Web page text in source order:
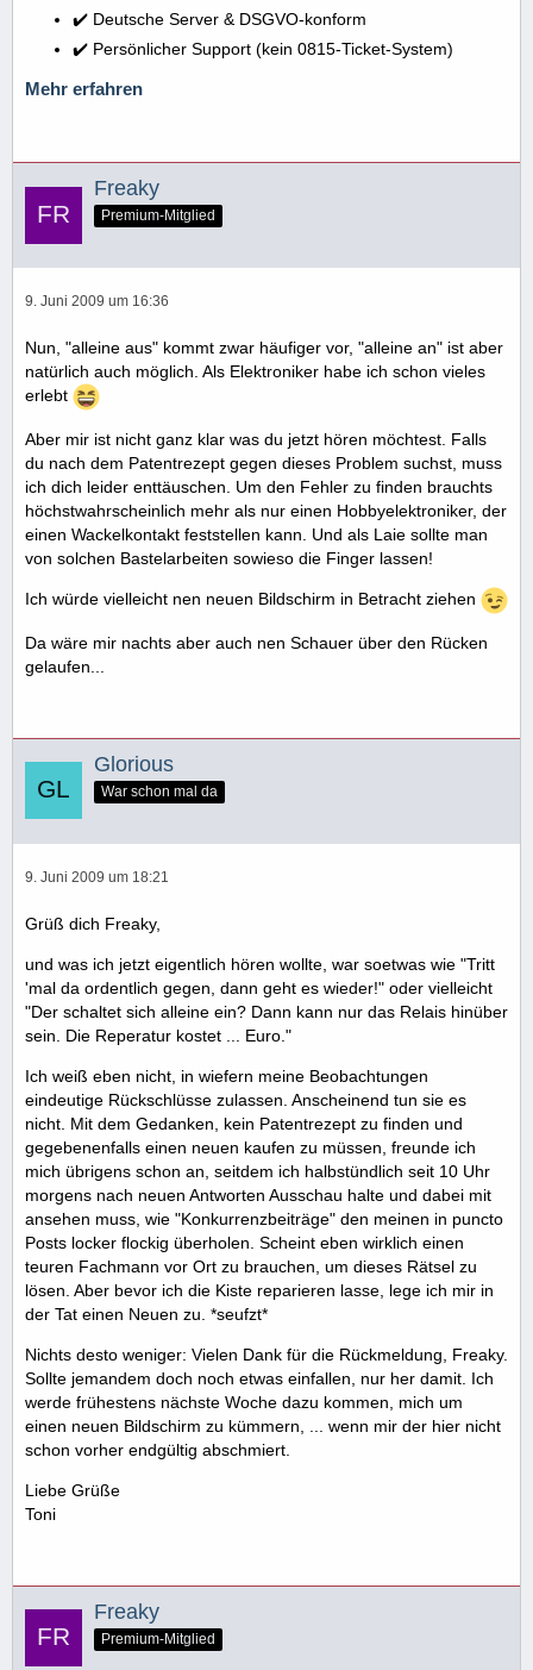
✔️ Deutsche Server & DSGVO-konform
✔️ Persönlicher Support (kein 0815-Ticket-System)
Mehr erfahren
Freaky
Premium-Mitglied
9. Juni 2009 um 16:36
Nun, "alleine aus" kommt zwar häufiger vor, "alleine an" ist aber
natürlich auch möglich. Als Elektroniker habe ich schon vieles
erlebt
Aber mir ist nicht ganz klar was du jetzt hören möchtest. Falls
du nach dem Patentrezept gegen dieses Problem suchst, muss
ich dich leider enttäuschen. Um den Fehler zu finden brauchts
höchstwahrscheinlich mehr als nur einen Hobbyelektroniker, der
einen Wackelkontakt feststellen kann. Und als Laie sollte man
von solchen Bastelarbeiten sowieso die Finger lassen!
Ich würde vielleicht nen neuen Bildschirm in Betracht ziehen
Da wäre mir nachts aber auch nen Schauer über den Rücken
gelaufen...
Glorious
War schon mal da
9. Juni 2009 um 18:21
Grüß dich Freaky,
und was ich jetzt eigentlich hören wollte, war soetwas wie "Tritt
'mal da ordentlich gegen, dann geht es wieder!" oder vielleicht
"Der schaltet sich alleine ein? Dann kann nur das Relais hinüber
sein. Die Reperatur kostet ... Euro."
Ich weiß eben nicht, in wiefern meine Beobachtungen
eindeutige Rückschlüsse zulassen. Anscheinend tun sie es
nicht. Mit dem Gedanken, kein Patentrezept zu finden und
gegebenenfalls einen neuen kaufen zu müssen, freunde ich
mich übrigens schon an, seitdem ich halbstündlich seit 10 Uhr
morgens nach neuen Antworten Ausschau halte und dabei mit
ansehen muss, wie "Konkurrenzbeiträge" den meinen in puncto
Posts locker flockig überholen. Scheint eben wirklich einen
teuren Fachmann vor Ort zu brauchen, um dieses Rätsel zu
lösen. Aber bevor ich die Kiste reparieren lasse, lege ich mir in
der Tat einen Neuen zu. *seufzt*
Nichts desto weniger: Vielen Dank für die Rückmeldung, Freaky.
Sollte jemandem doch noch etwas einfallen, nur her damit. Ich
werde frühestens nächste Woche dazu kommen, mich um
einen neuen Bildschirm zu kümmern, ... wenn mir der hier nicht
schon vorher endgültig abschmiert.
Liebe Grüße
Toni
Freaky
Premium-Mitglied